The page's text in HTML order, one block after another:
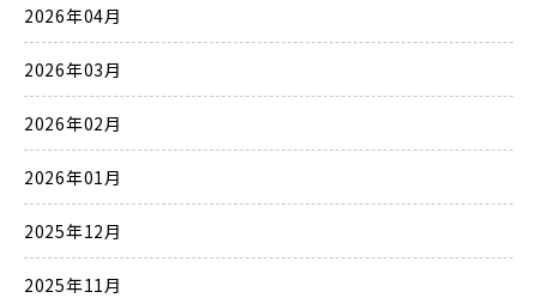
2026年04月
2026年03月
2026年02月
2026年01月
2025年12月
2025年11月